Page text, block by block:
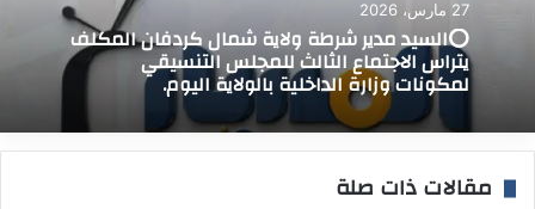
27 مارس، 2026
⭕السيد مدير شرطة ولاية شمال كردفان المكلف
يتراس الاجتماع الثالث للمجلس التنسيقي
لمكونات وزارة الداخلية بالولاية اليوم.
مقالات ذات صلة